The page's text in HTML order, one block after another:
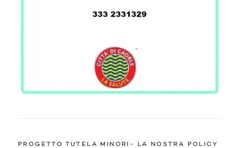
PROGETTO TUTELA MINORI- LA NOSTRA POLICY